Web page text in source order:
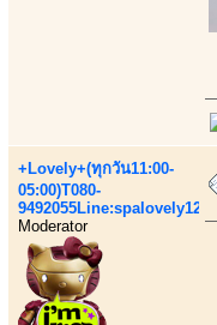
+Lovely+(ทุกวัน11:00-
05:00)T080-
9492055Line:spalovely123
Moderator